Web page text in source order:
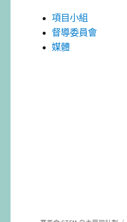
項目小組
督導委員會
媒體